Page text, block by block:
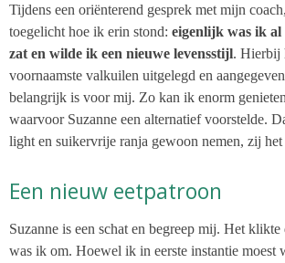
Tijdens een oriënterend gesprek met mijn
toegelicht hoe ik erin stond: eigenlijk was ik al
zat en wilde ik een nieuwe levensstijl. Hierbij
voornaamste valkuilen uitgelegd en
belangrijk is voor mij. Zo kan ik enorm
waarvoor Suzanne een alternatief voorstelde.
light en suikervrije ranja gewoon nemen, zij het
Een nieuw eetpatroon
Suzanne is een schat en begreep mij. Het
was ik om. Hoewel ik in eerste instantie moest